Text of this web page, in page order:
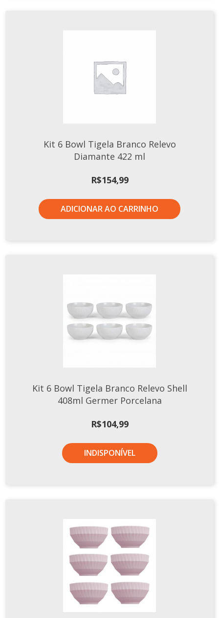
Kit 6 Bowl Tigela Branco Relevo
Diamante 422 ml
R$154,99
ADICIONAR AO CARRINHO
Kit 6 Bowl Tigela Branco Relevo Shell
408ml Germer Porcelana
R$104,99
INDISPONÍVEL